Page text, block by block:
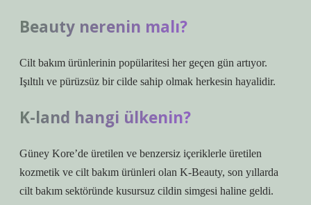
Beauty nerenin malı?
Cilt bakım ürünlerinin popülaritesi her geçen gün artıyor.
Işıltılı ve pürüzsüz bir cilde sahip olmak herkesin hayalidir.
K-land hangi ülkenin?
Güney Kore’de üretilen ve benzersiz içeriklerle üretilen
kozmetik ve cilt bakım ürünleri olan K-Beauty, son yıllarda
cilt bakım sektöründe kusursuz cildin simgesi haline geldi.